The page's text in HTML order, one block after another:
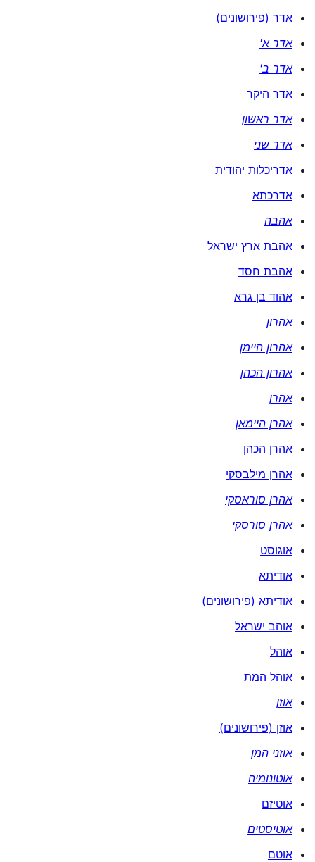
אדר (פירושונים)
אדר א'
אדר ב'
אדר היקר
אדר ראשון
אדר שני
אדריכלות יהודית
אדרכתא
אהבה
אהבת ארץ ישראל
אהבת חסד
אהוד בן גרא
אהרון
אהרון היימן
אהרון הכהן
אהרן
אהרן היימאן
אהרן הכהן
אהרן מילבסקי
אהרן סוראסקי
אהרן סורסקי
אוגוסט
אודיתא
אודיתא (פירושונים)
אוהב ישראל
אוהל
אוהל המת
אוזן
אוזן (פירושונים)
אוזני המן
אוטונומיה
אוטיזם
אוטיסטים
אוטם